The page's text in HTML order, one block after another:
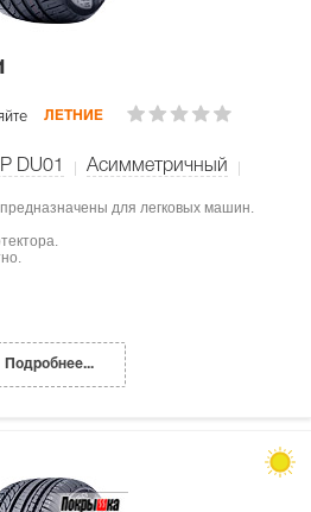
ЛЕТНИЕ
DU01 Асимметричный
для легковых машин.
Подробнее...